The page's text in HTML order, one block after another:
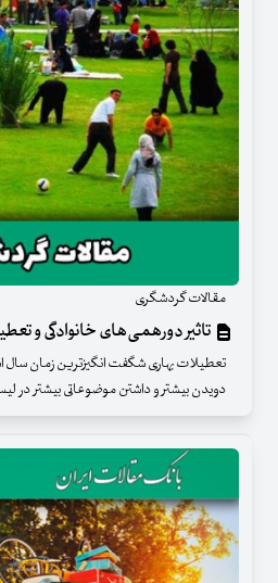
مقالات گردشگری
تاثیر دورهمی‌های خانوادگی و
تعطیلات بهاری شگفت انگیزترین زمان
دویدن بیشتر و داشتن موضوعاتی بیشتر در